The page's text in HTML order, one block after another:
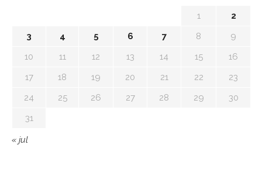
1
2
3
4 5 6 7 8
9
10
11 12 13 14 15
16
17
18 19 20 21 22
23
24
25 26 27 28 29
30
31
« jul